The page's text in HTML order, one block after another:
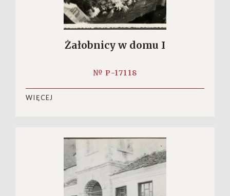
Żałobnicy w domu I
№ P-17118
WIĘCEJ